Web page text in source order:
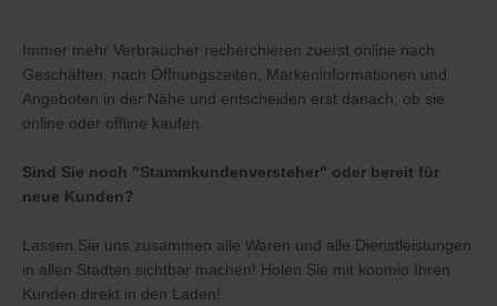
Immer mehr Verbraucher recherchieren zuerst online nach
Geschäften, nach Öffnungszeiten, Markeninformationen und
Angeboten in der Nähe und entscheiden erst danach, ob sie
online oder offline kaufen.
Sind Sie noch "Stammkundenversteher" oder bereit für
neue Kunden?
Lassen Sie uns zusammen alle Waren und alle Dienstleistungen
in allen Städten sichtbar machen! Holen Sie mit koomio Ihren
Kunden direkt in den Laden!